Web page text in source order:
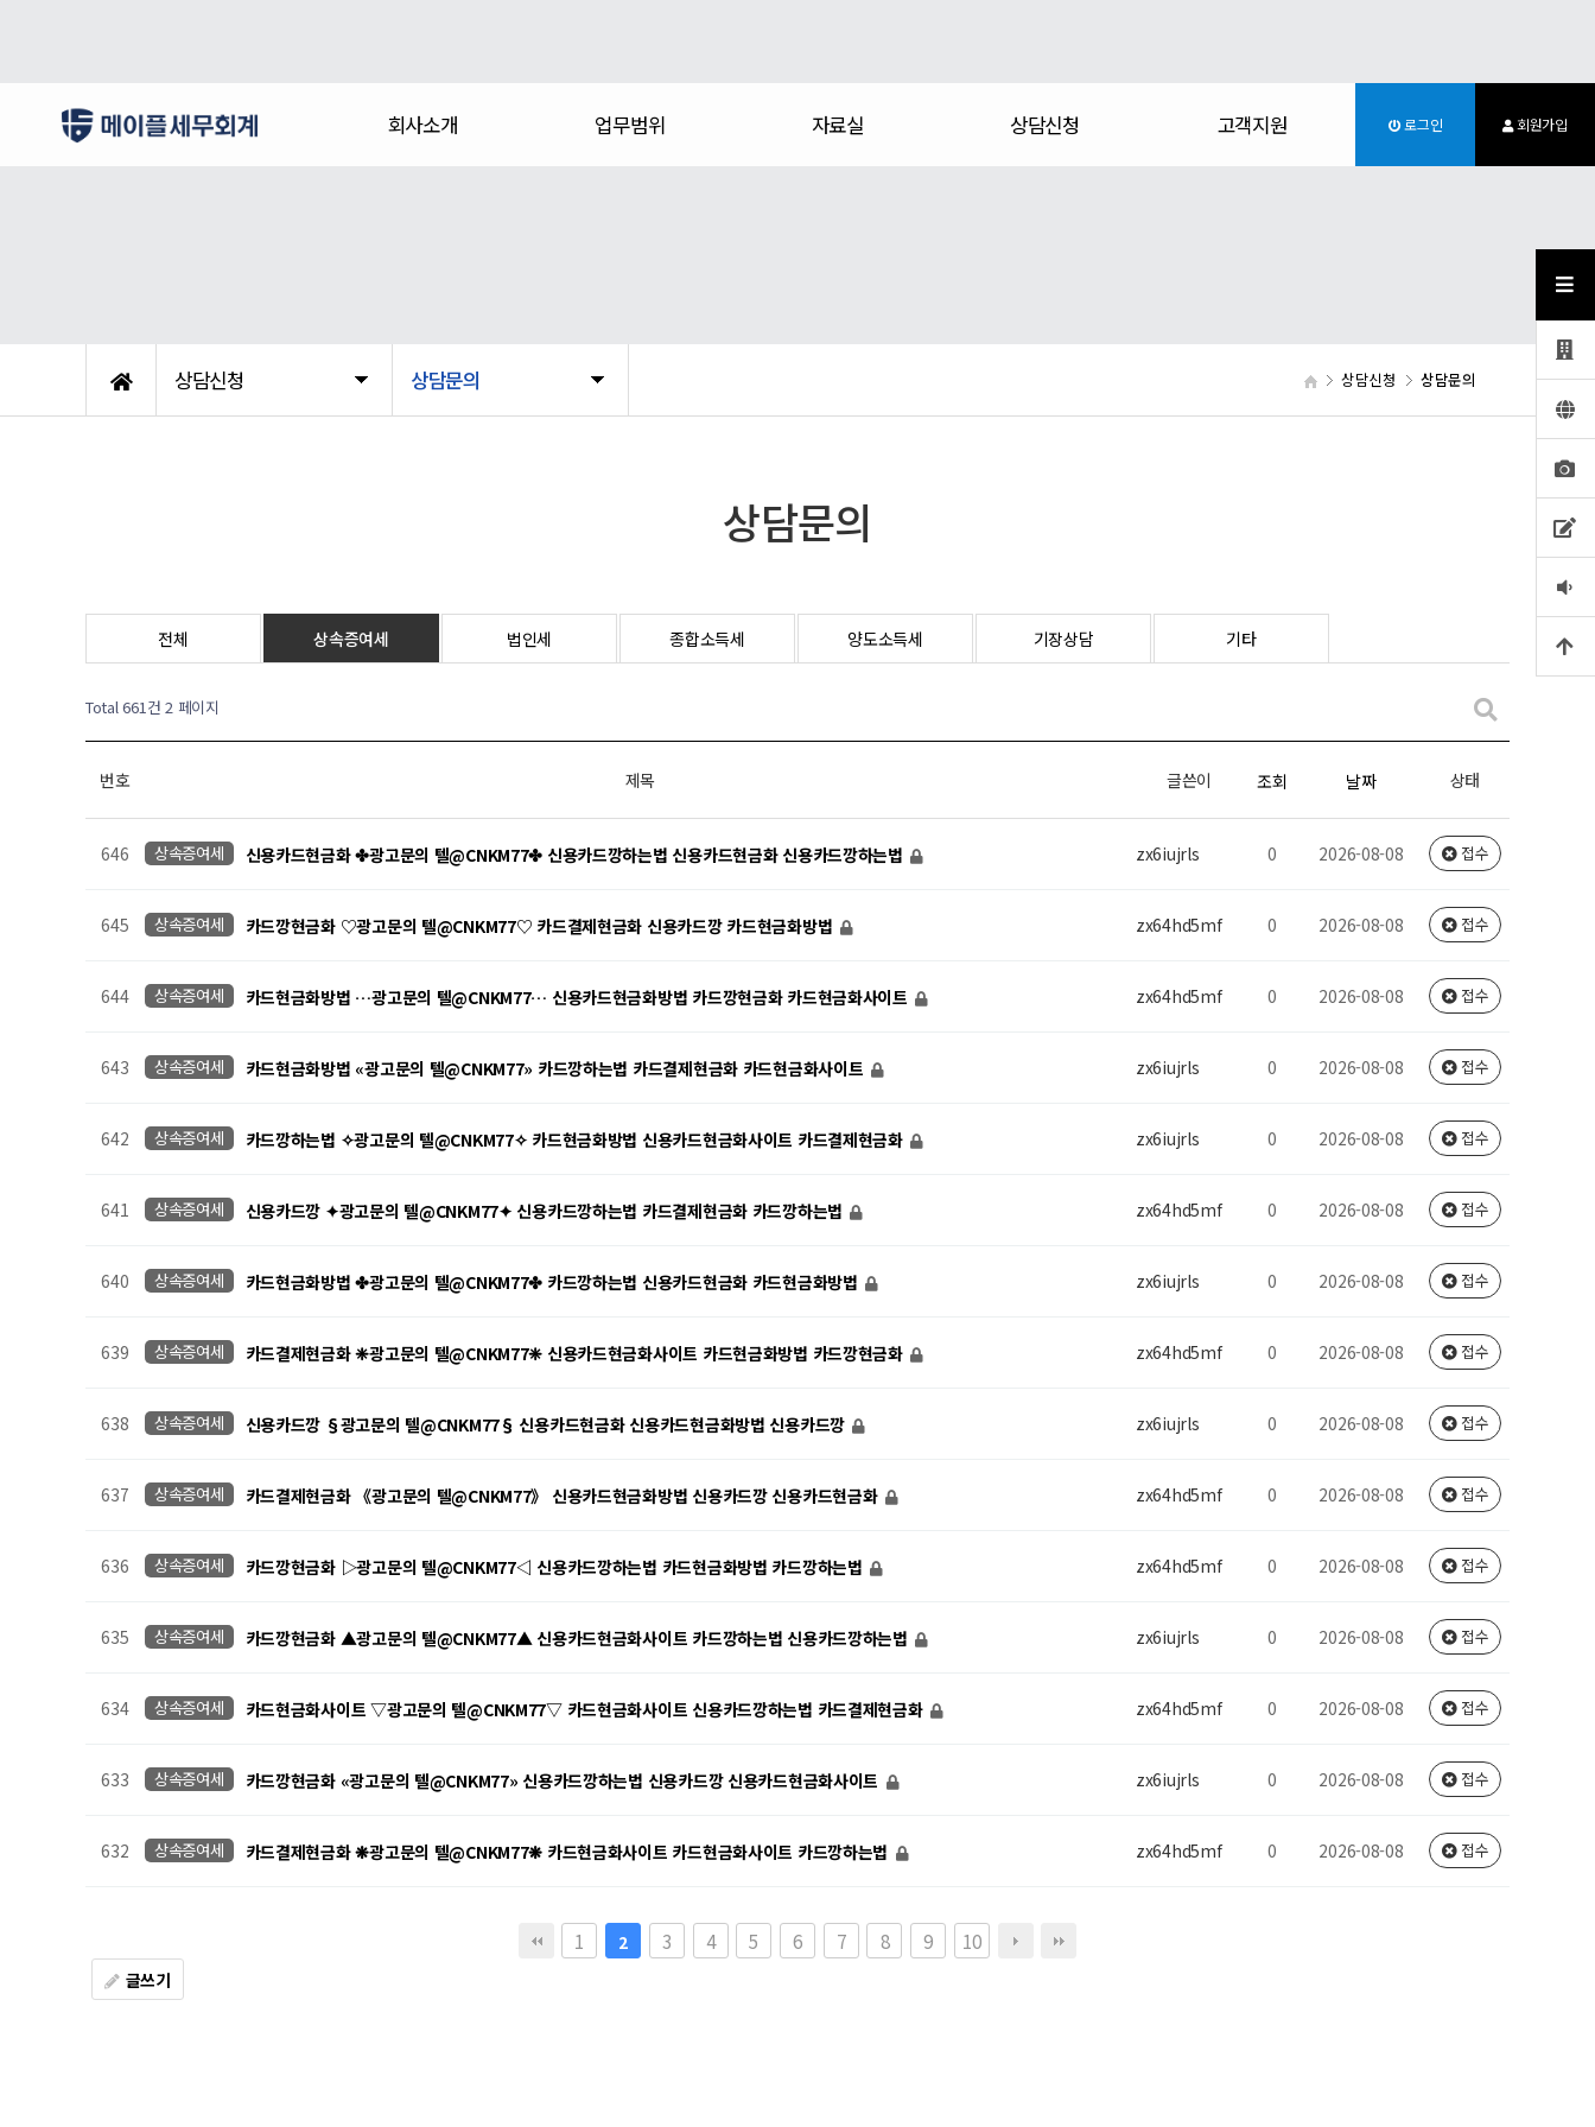
회사소개 업무범위 자료실 상담신청 고객지원 로그인 회원가입
상담신청 상담문의 상담신청 상담문의
상담문의
전체 상속증여세 법인세 종합소득세 양도소득세 기장상담 기타
Total 661건 2 페이지
번호 제목 글쓴이 조회 날짜 상태
646 상속증여세 신용카드현금화 ✤광고문의 텔@CNKM77✤ 신용카드깡하는법 신용카드현금화 신용카드깡하는법 zx6iujrls 0 2026-08-08 접수
645 상속증여세 카드깡현금화 ♡광고문의 텔@CNKM77♡ 카드결제현금화 신용카드깡 카드현금화방법 zx64hd5mf 0 2026-08-08 접수
644 상속증여세 카드현금화방법 …광고문의 텔@CNKM77… 신용카드현금화방법 카드깡현금화 카드현금화사이트 zx64hd5mf 0 2026-08-08 접수
643 상속증여세 카드현금화방법 «광고문의 텔@CNKM77» 카드깡하는법 카드결제현금화 카드현금화사이트 zx6iujrls 0 2026-08-08 접수
642 상속증여세 카드깡하는법 ✧광고문의 텔@CNKM77✧ 카드현금화방법 신용카드현금화사이트 카드결제현금화 zx6iujrls 0 2026-08-08 접수
641 상속증여세 신용카드깡 ✦광고문의 텔@CNKM77✦ 신용카드깡하는법 카드결제현금화 카드깡하는법 zx64hd5mf 0 2026-08-08 접수
640 상속증여세 카드현금화방법 ✤광고문의 텔@CNKM77✤ 카드깡하는법 신용카드현금화 카드현금화방법 zx6iujrls 0 2026-08-08 접수
639 상속증여세 카드결제현금화 ❈광고문의 텔@CNKM77❈ 신용카드현금화사이트 카드현금화방법 카드깡현금화 zx64hd5mf 0 2026-08-08 접수
638 상속증여세 신용카드깡 §광고문의 텔@CNKM77§ 신용카드현금화 신용카드현금화방법 신용카드깡 zx6iujrls 0 2026-08-08 접수
637 상속증여세 카드결제현금화 《광고문의 텔@CNKM77》 신용카드현금화방법 신용카드깡 신용카드현금화 zx64hd5mf 0 2026-08-08 접수
636 상속증여세 카드깡현금화 ▷광고문의 텔@CNKM77◁ 신용카드깡하는법 카드현금화방법 카드깡하는법 zx64hd5mf 0 2026-08-08 접수
635 상속증여세 카드깡현금화 ▲광고문의 텔@CNKM77▲ 신용카드현금화사이트 카드깡하는법 신용카드깡하는법 zx6iujrls 0 2026-08-08 접수
634 상속증여세 카드현금화사이트 ▽광고문의 텔@CNKM77▽ 카드현금화사이트 신용카드깡하는법 카드결제현금화 zx64hd5mf 0 2026-08-08 접수
633 상속증여세 카드깡현금화 «광고문의 텔@CNKM77» 신용카드깡하는법 신용카드깡 신용카드현금화사이트 zx6iujrls 0 2026-08-08 접수
632 상속증여세 카드결제현금화 ❋광고문의 텔@CNKM77❋ 카드현금화사이트 카드현금화사이트 카드깡하는법 zx64hd5mf 0 2026-08-08 접수
1 2 3 4 5 6 7 8 9 10
글쓰기